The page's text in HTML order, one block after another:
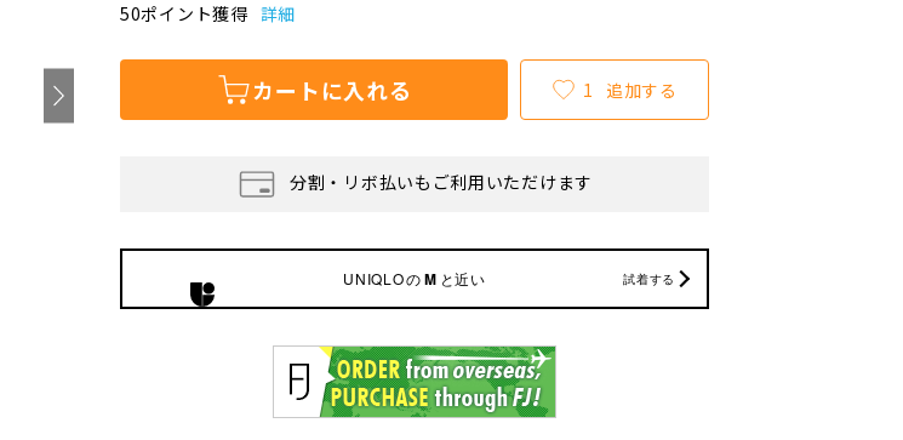
50ポイント獲得 詳細
カートに入れる 1 追加する
分割・リボ払いもご利用いただけます
UNIQLOのM と近い 試着する